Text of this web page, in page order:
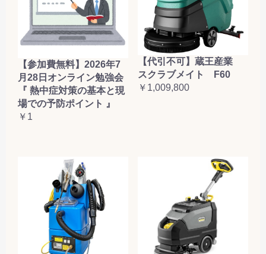
【参加費無料】2026年7
月28日オンライン勉強会
『 熱中症対策の基本と現
場での予防ポイント 』
￥1
【代引不可】蔵王産業
スクラブメイト F60
￥1,009,800